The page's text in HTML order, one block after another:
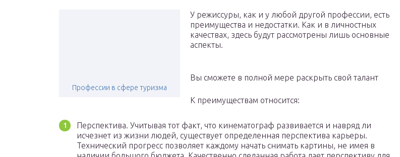
Профессии в сфере туризма
У режиссуры, как и у любой другой профессии, есть
преимущества и недостатки. Как и в личностных
качествах, здесь будут рассмотрены лишь основные
аспекты.
Вы сможете в полной мере раскрыть свой талант
К преимуществам относится:
Перспектива. Учитывая тот факт, что кинематограф развивается и навряд ли
исчезнет из жизни людей, существует определенная перспектива карьеры.
Технический прогресс позволяет каждому начать снимать картины, не имея в